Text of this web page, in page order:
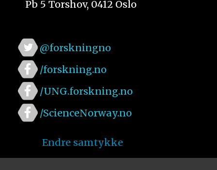
Pb 5 Torshov, 0412 Oslo
@forskningno
/forskning.no
/UNG.forskning.no
/ScienceNorway.no
Endre samtykke